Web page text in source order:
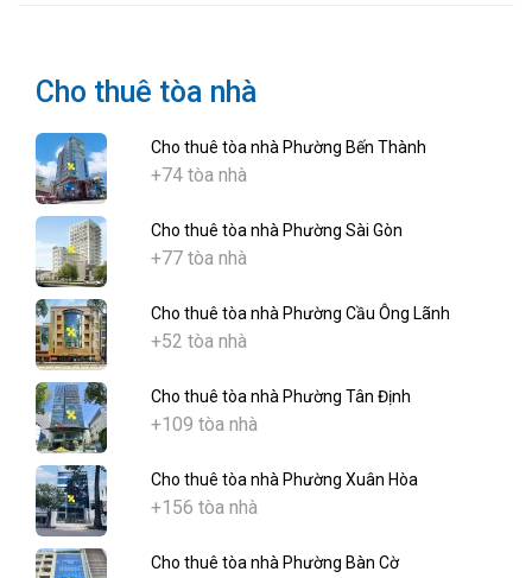
Cho thuê tòa nhà
Cho thuê tòa nhà Phường Bến Thành
+74 tòa nhà
Cho thuê tòa nhà Phường Sài Gòn
+77 tòa nhà
Cho thuê tòa nhà Phường Cầu Ông Lãnh
+52 tòa nhà
Cho thuê tòa nhà Phường Tân Định
+109 tòa nhà
Cho thuê tòa nhà Phường Xuân Hòa
+156 tòa nhà
Cho thuê tòa nhà Phường Bàn Cờ